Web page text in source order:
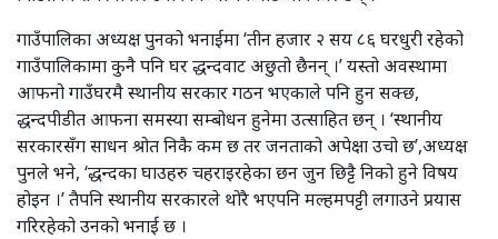
गाउँपालिका अध्यक्ष पुनको भनाईमा ‘तीन हजार २ सय ८६ घरधुरी रहेको
गाउँपालिकामा कुनै पनि घर द्धन्दवाट अछुतो छैनन् ।’ यस्तो अवस्थामा
आफनो गाउँघरमै स्थानीय सरकार गठन भएकाले पनि हुन सक्छ,
द्धन्दपीडीत आफना समस्या सम्बोधन हुनेमा उत्साहित छन् । ‘स्थानीय
सरकारसँग साधन श्रोत निकै कम छ तर जनताको अपेक्षा उचो छ’,अध्यक्ष
पुनले भने, ‘द्धन्दका घाउहरु चहराइरहेका छन जुन छिट्टै निको हुने विषय
होइन ।’ तैपनि स्थानीय सरकारले थोरै भएपनि मल्हमपट्टी लगाउने प्रयास
गरिरहेको उनको भनाई छ ।